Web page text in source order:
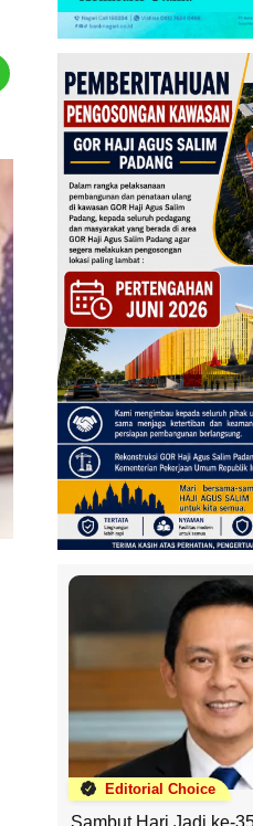
Editorial Choice